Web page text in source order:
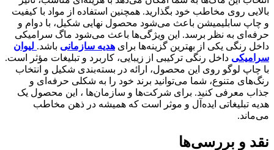
بالایی روی مخاطب خود بگذارید. همچنین استفاده از مواد با کیفیت
و چاپ سابلیمیشن باعث می‌شود محصول نهایی شکیل، با دوام و
حرفه‌ای به نظر برسد. این ویژگی‌ها باعث می‌شود ماگ سرامیکی
داخل رنگی یکی از بهترین گزینه‌ها برای هدیه سازمانی باشد. لیوان
سرامیکی داخل رنگی ترکیبی از زیبایی، کاربرد و تبلیغات مؤثر است.
با چاپ لوگو روی این محصول، ارائه در بسته‌بندی شکیل و انتخاب
رنگ‌های متنوع، شما می‌توانید برند خود را به شکلی حرفه‌ای و
جذاب معرفی کنید. برای شرکت‌ها و سازمان‌ها ، این محصول یک
هدیه تبلیغاتی ایده‌آل و موثر است که همیشه در ذهن مخاطب
می‌ماند.
نقد و بررسی‌ها